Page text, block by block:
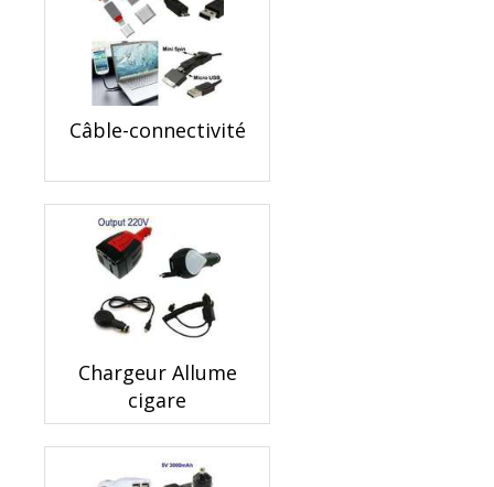
Câble-connectivité
Chargeur Allume
cigare